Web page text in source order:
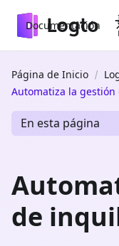
Documentación
Página de Inicio
Automatiza la
En esta página
de